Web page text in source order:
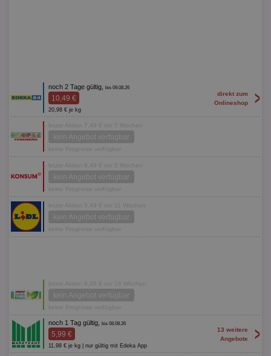
noch 2 Tage gültig, bis 09.08.26
10,49 €
20,98 € je kg
direkt zum
Onlineshop
>
letzte Aktion 7,49 € vor 7 Wochen
kein Angebot verfügbar
keine Prognose verfügbar
letzte Aktion 8,49 € vor 5 Wochen
kein Angebot verfügbar
keine Prognose verfügbar
letzte Aktion 5,49 € vor 11 Wochen
kein Angebot verfügbar
keine Prognose verfügbar
letzte Aktion 6,66 € vor 18 Wochen
kein Angebot verfügbar
keine Prognose verfügbar
noch 1 Tag gültig, bis 08.08.26
5,99 €
11,98 € je kg | nur gültig mit Edeka App
13 weitere
Angebote
>